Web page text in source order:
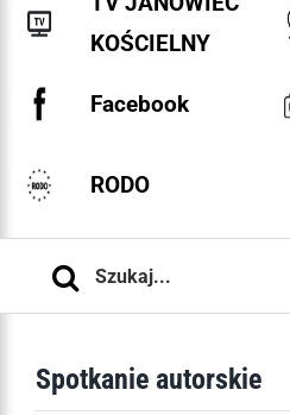
KOŚCIELNY
Facebook
RODO
Spotkanie autorskie